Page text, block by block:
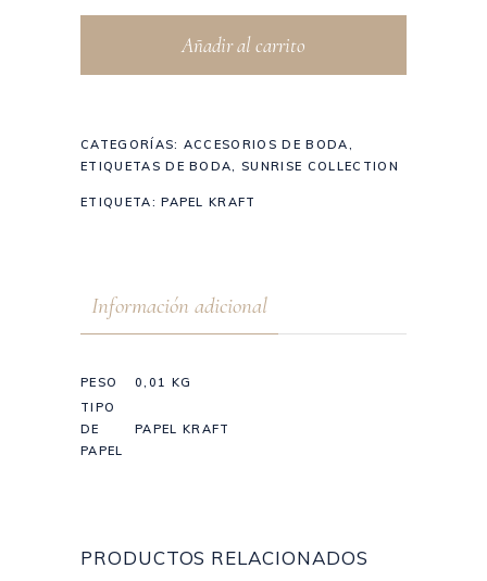
Añadir al carrito
CATEGORÍAS: ACCESORIOS DE BODA,
ETIQUETAS DE BODA, SUNRISE COLLECTION
ETIQUETA:PAPEL KRAFT
Información adicional
PESO
0,01 KG
TIPO
DE
PAPEL
PAPEL KRAFT
PRODUCTOS RELACIONADOS